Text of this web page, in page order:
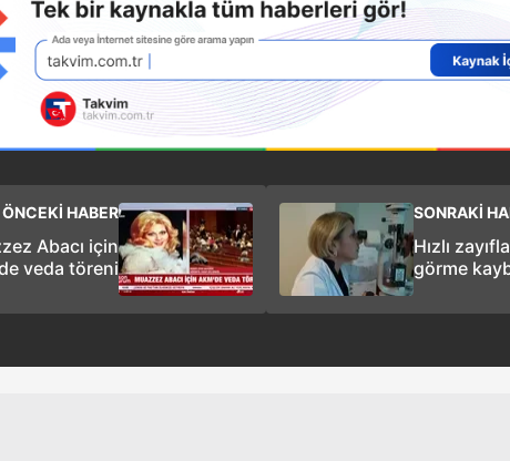
SONRAKİ
Hızlı
görme
ÖNCEKİ HABER
Abacı için
veda töreni